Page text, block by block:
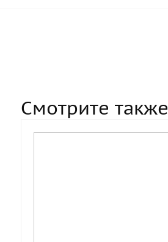
Смотрите также